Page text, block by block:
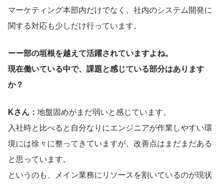
マーケティング本部内だけでなく、社内のシステム開発に
関する対応も少しだけ行っています。
ーー部の垣根を越えて活躍されていますよね。
現在働いている中で、課題と感じている部分はあります
か？
Kさん： 地盤固めがまだ弱いと感じています。
入社時と比べると自分なりにエンジニアが作業しやすい環
境には徐々に整ってきていますが、改善点はまだまだある
と思っています。
というのも、メイン業務にリソースを割いているのが現状